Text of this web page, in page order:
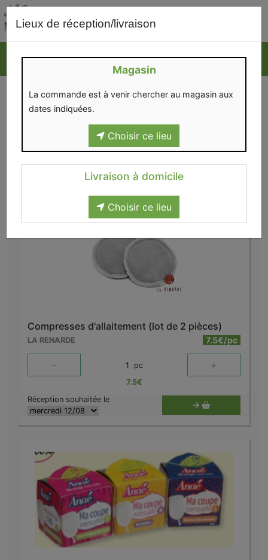
Lieux de réception/livraison
Magasin
La commande est à venir chercher au magasin aux
dates indiquées.
Choisir ce lieu
Livraison à domicile
Choisir ce lieu
FÉMININE
Hygiène et beauté>Féminine
Compresses d'allaitement (lot de 2 pièces)
LA RENARDE 7.5€/pc
- 1 pc +
7.5€
Réception souhaitée le